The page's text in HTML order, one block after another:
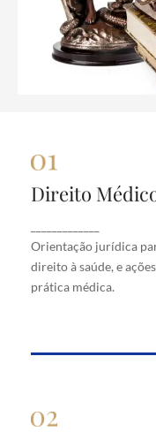
Direito
Orientação jurídica
direito à saúde, e
prática médica.
erro médico,
por